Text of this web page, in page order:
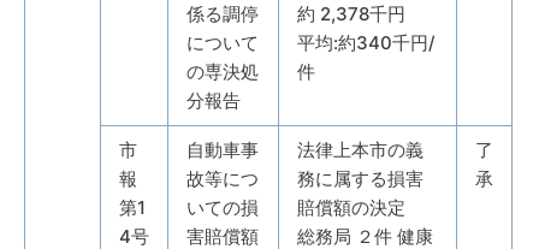
係る調停
について
の専決処
分報告
約 2,378千円
平均:約340千円/
件
市
報
第1
4号
自動車事
故等につ
いての損
害賠償額
法律上本市の義
務に属する損害
賠償額の決定
総務局 ２件 健康
了
承